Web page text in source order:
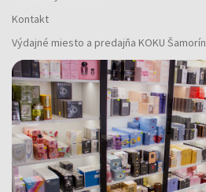
Kontakt
Výdajné miesto a predajňa KOKU Šamorín